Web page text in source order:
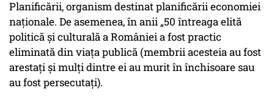
Planificării, organism destinat planificării economiei
naţionale. De asemenea, în anii „50 întreaga elită
politică şi culturală a României a fost practic
eliminată din viaţa publică (membrii acesteia au fost
arestaţi şi mulţi dintre ei au murit în închisoare sau
au fost persecutaţi).